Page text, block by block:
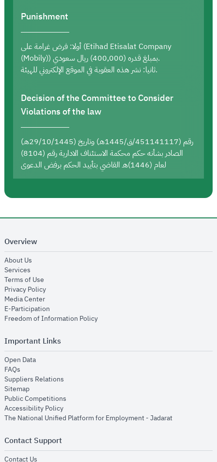
Punishment
أولا: فرض غرامة على (Etihad Etisalat Company
(Mobily)) بمبلغ قدره (400,000) ريال سعودي.
ثانيا: نشر هذه العقوبة في الموقع الإلكتروني للهيئة.
Decision of the Committee to Consider
Violations of the law
رقم (451141117/ق/1445هـ) وتاريخ (29/10/1445هـ)
الصادر بشأنه حكم محكمة الاستئناف الادارية رقم (8104)
لعام (1446)هـ القاضي بتأييد الحكم برفض الدعوى
Overview
About Us
Services
Terms of Use
Privacy Policyopens in new window
Media Centeropens in new window
E-Participation
Freedom of Information Policyopens in new window
Important Links
Open Dataopens in new window
FAQs
Suppliers Relations
Sitemapopens in new window
Public Competitions
Accessibility Policyopens in new window
The National Unified Platform for Employment - Jadaratopens in new
Contact Support
Contact Us